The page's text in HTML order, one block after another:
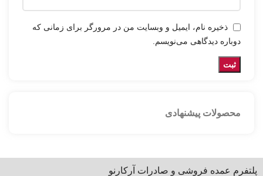
ذخیره نام، ایمیل و وبسایت من در مرورگر برای زمانی که
دوباره دیدگاهی می‌نویسم.
محصولات پیشنهادی
پلتفرم عمده فروشی و صادرات آرکارنو